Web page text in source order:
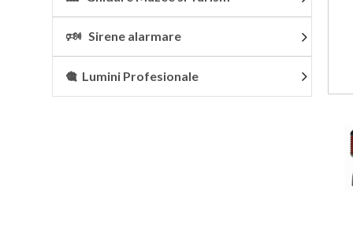
🕬 Sirene alarmare
🎕 Lumini Profesionale